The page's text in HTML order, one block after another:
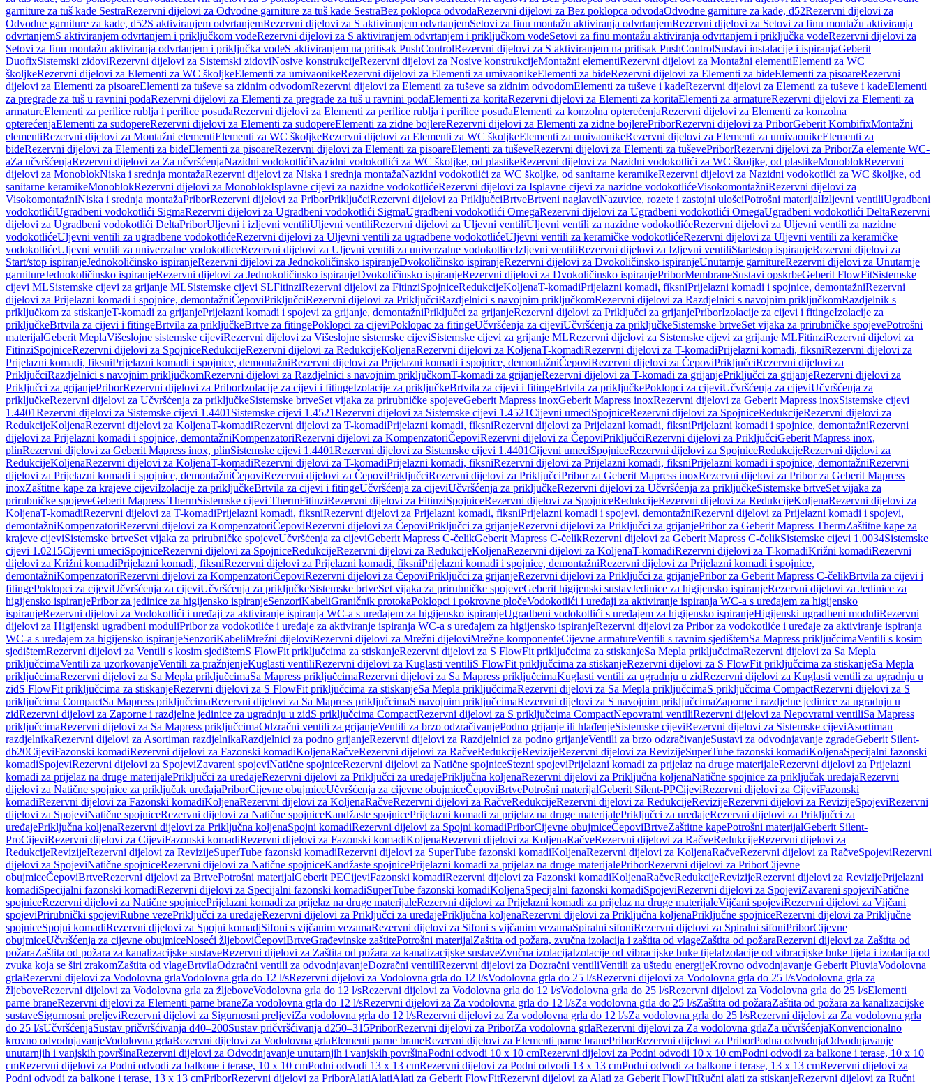
garniture za tuš kade SestraRezervni dijelovi za Odvodne garniture za tuš kade SestraBez poklopca odvodaRezervni dijelovi za Bez poklopca odvodaOdvodne garniture za kade, d52Rezervni dijelovi za
Odvodne garniture za kade, d52S aktiviranjem odvrtanjemRezervni dijelovi za S aktiviranjem odvrtanjemSetovi za finu montažu aktiviranja odvrtanjemRezervni dijelovi za Setovi za finu montažu aktiviranja
odvrtanjemS aktiviranjem odvrtanjem i priključkom vodeRezervni dijelovi za S aktiviranjem odvrtanjem i priključkom vodeSetovi za finu montažu aktiviranja odvrtanjem i priključka vodeRezervni dijelovi za
Setovi za finu montažu aktiviranja odvrtanjem i priključka vodeS aktiviranjem na pritisak PushControlRezervni dijelovi za S aktiviranjem na pritisak PushControlSustavi instalacije i ispiranjaGeberit
DuofixSistemski zidoviRezervni dijelovi za Sistemski zidoviNosive konstrukcijeRezervni dijelovi za Nosive konstrukcijeMontažni elementiRezervni dijelovi za Montažni elementiElementi za WC
školjkeRezervni dijelovi za Elementi za WC školjkeElementi za umivaonikeRezervni dijelovi za Elementi za umivaonikeElementi za bideRezervni dijelovi za Elementi za bideElementi za pisoareRezervni
dijelovi za Elementi za pisoareElementi za tuševe sa zidnim odvodomRezervni dijelovi za Elementi za tuševe sa zidnim odvodomElementi za tuševe i kadeRezervni dijelovi za Elementi za tuševe i kadeElementi
za pregrade za tuš u ravnini podaRezervni dijelovi za Elementi za pregrade za tuš u ravnini podaElementi za koritaRezervni dijelovi za Elementi za koritaElementi za armatureRezervni dijelovi za Elementi za
armatureElementi za perilice rublja i perilice posuđaRezervni dijelovi za Elementi za perilice rublja i perilice posuđaElementi za konzolna opterećenjaRezervni dijelovi za Elementi za konzolna
opterećenjaElementi za sudopereRezervni dijelovi za Elementi za sudopereElementi za zidne bojlereRezervni dijelovi za Elementi za zidne bojlerePriborRezervni dijelovi za PriborGeberit KombifixMontažni
elementiRezervni dijelovi za Montažni elementiElementi za WC školjkeRezervni dijelovi za Elementi za WC školjkeElementi za umivaonikeRezervni dijelovi za Elementi za umivaonikeElementi za
bideRezervni dijelovi za Elementi za bideElementi za pisoareRezervni dijelovi za Elementi za pisoareElementi za tuševeRezervni dijelovi za Elementi za tuševePriborRezervni dijelovi za PriborZa elemente WC-
aZa učvršćenjaRezervni dijelovi za Za učvršćenjaNazidni vodokotlićiNazidni vodokotlići za WC školjke, od plastikeRezervni dijelovi za Nazidni vodokotlići za WC školjke, od plastikeMonoblokRezervni
dijelovi za MonoblokNiska i srednja montažaRezervni dijelovi za Niska i srednja montažaNazidni vodokotlići za WC školjke, od sanitarne keramikeRezervni dijelovi za Nazidni vodokotlići za WC školjke, od
sanitarne keramikeMonoblokRezervni dijelovi za MonoblokIsplavne cijevi za nazidne vodokotlićeRezervni dijelovi za Isplavne cijevi za nazidne vodokotlićeVisokomontažniRezervni dijelovi za
VisokomontažniNiska i srednja montažaPriborRezervni dijelovi za PriborPriključciRezervni dijelovi za PriključciBrtveBrtveni naglavciNazuvice, rozete i zastojni ulošciPotrošni materijalIzljevni ventiliUgradbeni
vodokotlićiUgradbeni vodokotlići SigmaRezervni dijelovi za Ugradbeni vodokotlići SigmaUgradbeni vodokotlići OmegaRezervni dijelovi za Ugradbeni vodokotlići OmegaUgradbeni vodokotlići DeltaRezervni
dijelovi za Ugradbeni vodokotlići DeltaPriborUljevni i izljevni ventiliUljevni ventiliRezervni dijelovi za Uljevni ventiliUljevni ventili za nazidne vodokotlićeRezervni dijelovi za Uljevni ventili za nazidne
vodokotlićeUljevni ventili za ugradbene vodokotlićeRezervni dijelovi za Uljevni ventili za ugradbene vodokotlićeUljevni ventili za keramičke vodokotlićeRezervni dijelovi za Uljevni ventili za keramičke
vodokotlićeUljevni ventili za univerzalne vodokotliceRezervni dijelovi za Uljevni ventili za univerzalne vodokotliceIzljevni ventiliRezervni dijelovi za Izljevni ventiliStart/stop ispiranjeRezervni dijelovi za
Start/stop ispiranjeJednokoličinsko ispiranjeRezervni dijelovi za Jednokoličinsko ispiranjeDvokoličinsko ispiranjeRezervni dijelovi za Dvokoličinsko ispiranjeUnutarnje garnitureRezervni dijelovi za Unutarnje
garnitureJednokoličinsko ispiranjeRezervni dijelovi za Jednokoličinsko ispiranjeDvokoličinsko ispiranjeRezervni dijelovi za Dvokoličinsko ispiranjePriborMembraneSustavi opskrbeGeberit FlowFitSistemske
cijevi MLSistemske cijevi za grijanje MLSistemske cijevi SLFitinziRezervni dijelovi za FitinziSpojniceRedukcijeKoljenaT-komadiPrijelazni komadi, fiksniPrijelazni komadi i spojnice, demontažniRezervni
dijelovi za Prijelazni komadi i spojnice, demontažniČepoviPriključciRezervni dijelovi za PriključciRazdjelnici s navojnim priključkomRezervni dijelovi za Razdjelnici s navojnim priključkomRazdjelnik s
priključkom za stiskanjeT-komadi za grijanjePrijelazni komadi i spojevi za grijanje, demontažniPriključci za grijanjeRezervni dijelovi za Priključci za grijanjePriborIzolacije za cijevi i fitingeIzolacije za
priključkeBrtvila za cijevi i fitingeBrtvila za priključkeBrtve za fitingePoklopci za cijeviPoklopac za fitingeUčvršćenja za cijeviUčvršćenja za priključkeSistemske brtveSet vijaka za prirubničke spojevePotrošni
materijalGeberit MeplaVišeslojne sistemske cijeviRezervni dijelovi za Višeslojne sistemske cijeviSistemske cijevi za grijanje MLRezervni dijelovi za Sistemske cijevi za grijanje MLFitinziRezervni dijelovi za
FitinziSpojniceRezervni dijelovi za SpojniceRedukcijeRezervni dijelovi za RedukcijeKoljenaRezervni dijelovi za KoljenaT-komadiRezervni dijelovi za T-komadiPrijelazni komadi, fiksniRezervni dijelovi za
Prijelazni komadi, fiksniPrijelazni komadi i spojnice, demontažniRezervni dijelovi za Prijelazni komadi i spojnice, demontažniČepoviRezervni dijelovi za ČepoviPriključciRezervni dijelovi za
PriključciRazdjelnici s navojnim priključkomRezervni dijelovi za Razdjelnici s navojnim priključkomT-komadi za grijanjeRezervni dijelovi za T-komadi za grijanjePriključci za grijanjeRezervni dijelovi za
Priključci za grijanjePriborRezervni dijelovi za PriborIzolacije za cijevi i fitingeIzolacije za priključkeBrtvila za cijevi i fitingeBrtvila za priključkePoklopci za cijeviUčvršćenja za cijeviUčvršćenja za
priključkeRezervni dijelovi za Učvršćenja za priključkeSistemske brtveSet vijaka za prirubničke spojeveGeberit Mapress inoxGeberit Mapress inoxRezervni dijelovi za Geberit Mapress inoxSistemske cijevi
1.4401Rezervni dijelovi za Sistemske cijevi 1.4401 Sistemske cijevi 1.4521Rezervni dijelovi za Sistemske cijevi 1.4521Cijevni umeciSpojniceRezervni dijelovi za SpojniceRedukcijeRezervni dijelovi za
RedukcijeKoljenaRezervni dijelovi za KoljenaT-komadiRezervni dijelovi za T-komadiPrijelazni komadi, fiksniRezervni dijelovi za Prijelazni komadi, fiksniPrijelazni komadi i spojnice, demontažniRezervni
dijelovi za Prijelazni komadi i spojnice, demontažniKompenzatoriRezervni dijelovi za KompenzatoriČepoviRezervni dijelovi za ČepoviPriključciRezervni dijelovi za PriključciGeberit Mapress inox,
plinRezervni dijelovi za Geberit Mapress inox, plinSistemske cijevi 1.4401Rezervni dijelovi za Sistemske cijevi 1.4401Cijevni umeciSpojniceRezervni dijelovi za SpojniceRedukcijeRezervni dijelovi za
RedukcijeKoljenaRezervni dijelovi za KoljenaT-komadiRezervni dijelovi za T-komadiPrijelazni komadi, fiksniRezervni dijelovi za Prijelazni komadi, fiksniPrijelazni komadi i spojnice, demontažniRezervni
dijelovi za Prijelazni komadi i spojnice, demontažniČepoviRezervni dijelovi za ČepoviPriključciRezervni dijelovi za PriključciPribor za Geberit Mapress inoxRezervni dijelovi za Pribor za Geberit Mapress
inoxZaštitne kape za krajeve cijeviIzolacije za priključkeBrtvila za cijevi i fitingeUčvršćenja za cijeviUčvršćenja za priključkeRezervni dijelovi za Učvršćenja za priključkeSistemske brtveSet vijaka za
prirubničke spojeveGeberit Mapress ThermSistemske cijevi ThermFitinziRezervni dijelovi za FitinziSpojniceRezervni dijelovi za SpojniceRedukcijeRezervni dijelovi za RedukcijeKoljenaRezervni dijelovi za
KoljenaT-komadiRezervni dijelovi za T-komadiPrijelazni komadi, fiksniRezervni dijelovi za Prijelazni komadi, fiksniPrijelazni komadi i spojevi, demontažniRezervni dijelovi za Prijelazni komadi i spojevi,
demontažniKompenzatoriRezervni dijelovi za KompenzatoriČepoviRezervni dijelovi za ČepoviPriključci za grijanjeRezervni dijelovi za Priključci za grijanjePribor za Geberit Mapress ThermZaštitne kape za
krajeve cijeviSistemske brtveSet vijaka za prirubničke spojeveUčvršćenja za cijeviGeberit Mapress C-čelikGeberit Mapress C-čelikRezervni dijelovi za Geberit Mapress C-čelikSistemske cijevi 1.0034Sistemske
cijevi 1.0215Cijevni umeciSpojniceRezervni dijelovi za SpojniceRedukcijeRezervni dijelovi za RedukcijeKoljenaRezervni dijelovi za KoljenaT-komadiRezervni dijelovi za T-komadiKrižni komadiRezervni
dijelovi za Križni komadiPrijelazni komadi, fiksniRezervni dijelovi za Prijelazni komadi, fiksniPrijelazni komadi i spojnice, demontažniRezervni dijelovi za Prijelazni komadi i spojnice,
demontažniKompenzatoriRezervni dijelovi za KompenzatoriČepoviRezervni dijelovi za ČepoviPriključci za grijanjeRezervni dijelovi za Priključci za grijanjePribor za Geberit Mapress C-čelikBrtvila za cijevi i
fitingePoklopci za cijeviUčvršćenja za cijeviUčvršćenja za priključkeSistemske brtveSet vijaka za prirubničke spojeveGeberit higijenski sustavJedinice za higijensko ispiranjeRezervni dijelovi za Jedinice za
higijensko ispiranjePribor za jedinice za higijensko ispiranjeSenzoriKabeliGraničnik protokaPoklopci i pokrovne pločeVodokotlići i uređaji za aktiviranje ispiranja WC-a s uređajem za higijensko
ispiranjeRezervni dijelovi za Vodokotlići i uređaji za aktiviranje ispiranja WC-a s uređajem za higijensko ispiranjeUgradbeni vodokotlići s uređajem za higijensko ispiranjeHigijenski ugradbeni moduliRezervni
dijelovi za Higijenski ugradbeni moduliPribor za vodokotliće i uređaje za aktiviranje ispiranja WC-a s uređajem za higijensko ispiranjeRezervni dijelovi za Pribor za vodokotliće i uređaje za aktiviranje ispiranja
WC-a s uređajem za higijensko ispiranjeSenzoriKabeliMrežni dijeloviRezervni dijelovi za Mrežni dijeloviMrežne komponenteCijevne armatureVentili s ravnim sjedištemSa Mapress priključcimaVentili s kosim
sjedištemRezervni dijelovi za Ventili s kosim sjedištemS FlowFit priključcima za stiskanjeRezervni dijelovi za S FlowFit priključcima za stiskanjeSa Mepla priključcimaRezervni dijelovi za Sa Mepla
priključcimaVentili za uzorkovanjeVentili za pražnjenjeKuglasti ventiliRezervni dijelovi za Kuglasti ventiliS FlowFit priključcima za stiskanjeRezervni dijelovi za S FlowFit priključcima za stiskanjeSa Mepla
priključcimaRezervni dijelovi za Sa Mepla priključcimaSa Mapress priključcimaRezervni dijelovi za Sa Mapress priključcimaKuglasti ventili za ugradnju u zidRezervni dijelovi za Kuglasti ventili za ugradnju u
zidS FlowFit priključcima za stiskanjeRezervni dijelovi za S FlowFit priključcima za stiskanjeSa Mepla priključcimaRezervni dijelovi za Sa Mepla priključcimaS priključcima CompactRezervni dijelovi za S
priključcima CompactSa Mapress priključcimaRezervni dijelovi za Sa Mapress priključcimaS navojnim priključcimaRezervni dijelovi za S navojnim priključcimaZaporne i razdjelne jedinice za ugradnju u
zidRezervni dijelovi za Zaporne i razdjelne jedinice za ugradnju u zidS priključcima CompactRezervni dijelovi za S priključcima CompactNepovratni ventiliRezervni dijelovi za Nepovratni ventiliSa Mapress
priključcimaRezervni dijelovi za Sa Mapress priključcimaOdzračni ventili za grijanjeVentili za brzo odzračivanjePodno grijanje ili hlađenjeSistemske cijeviRezervni dijelovi za Sistemske cijeviAsortiman
razdjelnikaRezervni dijelovi za Asortiman razdjelnikaRazdjelnici za podno grijanjeRezervni dijelovi za Razdjelnici za podno grijanjeVentili za brzo odzračivanjeSustavi za odvodnjavanje zgradeGeberit Silent-
db20CijeviFazonski komadiRezervni dijelovi za Fazonski komadiKoljenaRačveRezervni dijelovi za RačveRedukcijeRevizijeRezervni dijelovi za RevizijeSuperTube fazonski komadiKoljenaSpecijalni fazonski
komadiSpojeviRezervni dijelovi za SpojeviZavareni spojeviNatične spojniceRezervni dijelovi za Natične spojniceStezni spojeviPrijelazni komadi za prijelaz na druge materijaleRezervni dijelovi za Prijelazni
komadi za prijelaz na druge materijalePriključci za uređajeRezervni dijelovi za Priključci za uređajePriključna koljenaRezervni dijelovi za Priključna koljenaNatične spojnice za priključak uređajaRezervni
dijelovi za Natične spojnice za priključak uređajaPriborCijevne obujmiceUčvršćenja za cijevne obujmiceČepoviBrtvePotrošni materijalGeberit Silent-PPCijeviRezervni dijelovi za CijeviFazonski
komadiRezervni dijelovi za Fazonski komadiKoljenaRezervni dijelovi za KoljenaRačveRezervni dijelovi za RačveRedukcijeRezervni dijelovi za RedukcijeRevizijeRezervni dijelovi za RevizijeSpojeviRezervni
dijelovi za SpojeviNatične spojniceRezervni dijelovi za Natične spojniceKandžaste spojnicePrijelazni komadi za prijelaz na druge materijalePriključci za uređajeRezervni dijelovi za Priključci za
uređajePriključna koljenaRezervni dijelovi za Priključna koljenaSpojni komadiRezervni dijelovi za Spojni komadiPriborCijevne obujmiceČepoviBrtveZaštitne kapePotrošni materijalGeberit Silent-
ProCijeviRezervni dijelovi za CijeviFazonski komadiRezervni dijelovi za Fazonski komadiKoljenaRezervni dijelovi za KoljenaRačveRezervni dijelovi za RačveRedukcijeRezervni dijelovi za
RedukcijeRevizijeRezervni dijelovi za RevizijeSuperTube fazonski komadiRezervni dijelovi za SuperTube fazonski komadiKoljenaRezervni dijelovi za KoljenaRačveRezervni dijelovi za RačveSpojeviRezervni
dijelovi za SpojeviNatične spojniceRezervni dijelovi za Natične spojniceKandžaste spojnicePrijelazni komadi za prijelaz na druge materijalePriborRezervni dijelovi za PriborCijevne
obujmiceČepoviBrtveRezervni dijelovi za BrtvePotrošni materijalGeberit PECijeviFazonski komadiRezervni dijelovi za Fazonski komadiKoljenaRačveRedukcijeRevizijeRezervni dijelovi za RevizijePrijelazni
komadiSpecijalni fazonski komadiRezervni dijelovi za Specijalni fazonski komadiSuperTube fazonski komadiKoljenaSpecijalni fazonski komadiSpojeviRezervni dijelovi za SpojeviZavareni spojeviNatične
spojniceRezervni dijelovi za Natične spojnicePrijelazni komadi za prijelaz na druge materijaleRezervni dijelovi za Prijelazni komadi za prijelaz na druge materijaleVijčani spojeviRezervni dijelovi za Vijčani
spojeviPrirubnički spojeviRubne vezePriključci za uređajeRezervni dijelovi za Priključci za uređajePriključna koljenaRezervni dijelovi za Priključna koljenaPriključne spojniceRezervni dijelovi za Priključne
spojniceSpojni komadiRezervni dijelovi za Spojni komadiSifoni s vijčanim vezamaRezervni dijelovi za Sifoni s vijčanim vezamaSpiralni sifoniRezervni dijelovi za Spiralni sifoniPriborCijevne
obujmiceUčvršćenja za cijevne obujmiceNoseći žljeboviČepoviBrtveGrađevinske zaštitePotrošni materijalZaštita od požara, zvučna izolacija i zaštita od vlageZaštita od požaraRezervni dijelovi za Zaštita od
požaraZaštita od požara za kanalizacijske sustaveRezervni dijelovi za Zaštita od požara za kanalizacijske sustaveZvučna izolacijaIzolacije od vibracijske buke tijelaIzolacije od vibracijske buke tijela i izolacija od
zvuka koja se širi zrakomZaštita od vlageBrtvilaOdzračni ventili za odvodnjavanjeDozračni ventiliRezervni dijelovi za Dozračni ventiliVentili za uštedu energijeKrovno odvodnjavanje Geberit PluviaVodolovna
grlaRezervni dijelovi za Vodolovna grlaVodolovna grla do 12 l/sRezervni dijelovi za Vodolovna grla do 12 l/sVodolovna grla do 25 l/sRezervni dijelovi za Vodolovna grla do 25 l/sVodolovna grla za
žljeboveRezervni dijelovi za Vodolovna grla za žljeboveVodolovna grla do 12 l/sRezervni dijelovi za Vodolovna grla do 12 l/sVodolovna grla do 25 l/sRezervni dijelovi za Vodolovna grla do 25 l/sElementi
parne braneRezervni dijelovi za Elementi parne braneZa vodolovna grla do 12 l/sRezervni dijelovi za Za vodolovna grla do 12 l/sZa vodolovna grla do 25 l/sZaštita od požaraZaštita od požara za kanalizacijske
sustaveSigurnosni preljeviRezervni dijelovi za Sigurnosni preljeviZa vodolovna grla do 12 l/sRezervni dijelovi za Za vodolovna grla do 12 l/sZa vodolovna grla do 25 l/sRezervni dijelovi za Za vodolovna grla
do 25 l/sUčvršćenjaSustav pričvršćivanja d40–200Sustav pričvršćivanja d250–315PriborRezervni dijelovi za PriborZa vodolovna grlaRezervni dijelovi za Za vodolovna grlaZa učvršćenjaKonvencionalno
krovno odvodnjavanjeVodolovna grlaRezervni dijelovi za Vodolovna grlaElementi parne braneRezervni dijelovi za Elementi parne branePriborRezervni dijelovi za PriborPodna odvodnjaOdvodnjavanje
unutarnjih i vanjskih površinaRezervni dijelovi za Odvodnjavanje unutarnjih i vanjskih površinaPodni odvodi 10 x 10 cmRezervni dijelovi za Podni odvodi 10 x 10 cmPodni odvodi za balkone i terase, 10 x 10
cmRezervni dijelovi za Podni odvodi za balkone i terase, 10 x 10 cmPodni odvodi 13 x 13 cmRezervni dijelovi za Podni odvodi 13 x 13 cmPodni odvodi za balkone i terase, 13 x 13 cmRezervni dijelovi za
Podni odvodi za balkone i terase, 13 x 13 cmPriborRezervni dijelovi za PriborAlatiAlatiAlati za Geberit FlowFitRezervni dijelovi za Alati za Geberit FlowFitRučni alati za stiskanjeRezervni dijelovi za Ručni